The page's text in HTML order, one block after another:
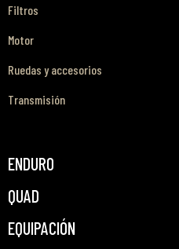
Filtros
Motor
Ruedas y accesorios
Transmisión
ENDURO
QUAD
EQUIPACIÓN